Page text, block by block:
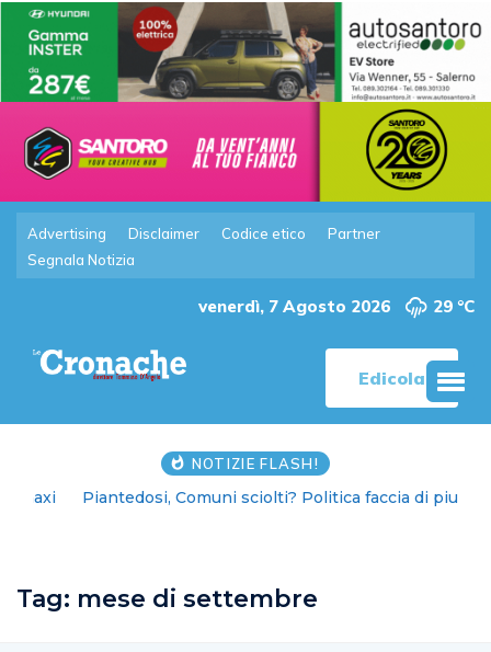
Advertising Disclaimer Codice etico
Partner
Segnala Notizia
venerdì, 7 Agosto 2026 29 °C
Edicola
NOTIZIE FLASH!
Piantedosi, Comuni sciolti? Politica faccia di piu’